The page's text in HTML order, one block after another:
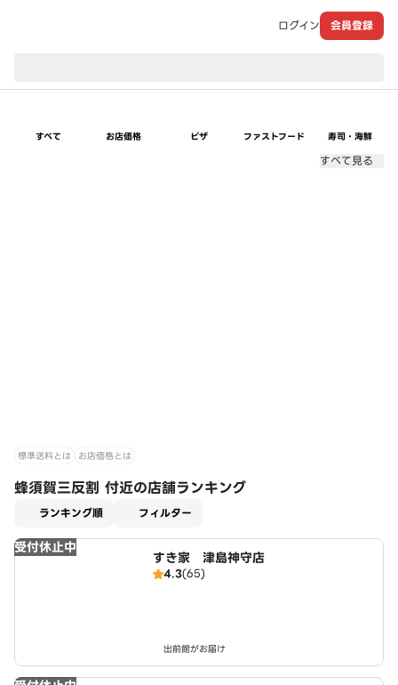
ログイン 会員登録
すべて お店価格 ピザ ファストフード 寿司・海鮮
すべて見る
標準送料とは お店価格とは
蜂須賀三反割 付近の店舗ランキング
ランキング順 フィルター
受付休止中
すき家 津島神守店
4.3(65)
出前館がお届け